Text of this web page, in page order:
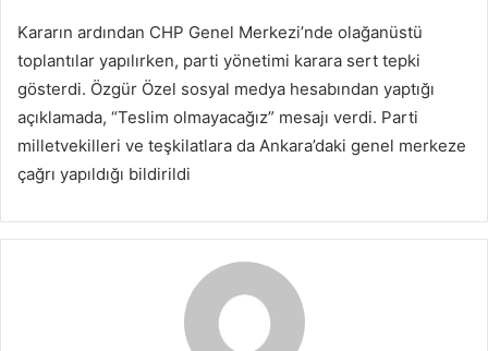
Kararın ardından CHP Genel Merkezi’nde olağanüstü
toplantılar yapılırken, parti yönetimi karara sert tepki
gösterdi. Özgür Özel sosyal medya hesabından yaptığı
açıklamada, “Teslim olmayacağız” mesajı verdi. Parti
milletvekilleri ve teşkilatlara da Ankara’daki genel merkeze
çağrı yapıldığı bildirildi